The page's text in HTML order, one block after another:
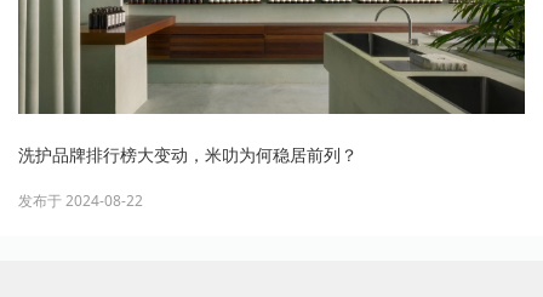
洗护品牌排行榜大变动，米叻为何稳居前列？
发布于 2024-08-22